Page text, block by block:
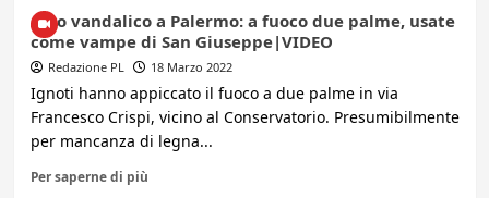
Atto vandalico a Palermo: a fuoco due palme, usate
come vampe di San Giuseppe|VIDEO
Redazione PL 18 Marzo 2022
Ignoti hanno appiccato il fuoco a due palme in via
Francesco Crispi, vicino al Conservatorio. Presumibilmente
per mancanza di legna...
Per saperne di più